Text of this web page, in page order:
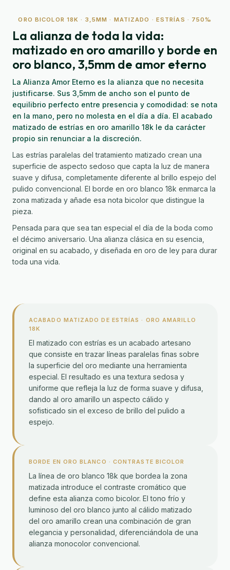
ORO BICOLOR 18K · 3,5MM · MATIZADO · ESTRÍAS · 750‰
La alianza de toda la vida:
matizado en oro amarillo y borde en
oro blanco, 3,5mm de amor eterno
La Alianza Amor Eterno es la alianza que no necesita
justificarse. Sus 3,5mm de ancho son el punto de
equilibrio perfecto entre presencia y comodidad: se nota
en la mano, pero no molesta en el día a día. El acabado
matizado de estrías en oro amarillo 18k le da carácter
propio sin renunciar a la discreción.
Las estrías paralelas del tratamiento matizado crean una
superficie de aspecto sedoso que capta la luz de manera
suave y difusa, completamente diferente al brillo espejo del
pulido convencional. El borde en oro blanco 18k enmarca la
zona matizada y añade esa nota bicolor que distingue la
pieza.
Pensada para que sea tan especial el día de la boda como
el décimo aniversario. Una alianza clásica en su esencia,
original en su acabado, y diseñada en oro de ley para durar
toda una vida.
ACABADO MATIZADO DE ESTRÍAS · ORO AMARILLO
18K
El matizado con estrías es un acabado artesano
que consiste en trazar líneas paralelas finas sobre
la superficie del oro mediante una herramienta
especial. El resultado es una textura sedosa y
uniforme que refleja la luz de forma suave y difusa,
dando al oro amarillo un aspecto cálido y
sofisticado sin el exceso de brillo del pulido a
espejo.
BORDE EN ORO BLANCO · CONTRASTE BICOLOR
La línea de oro blanco 18k que bordea la zona
matizada introduce el contraste cromático que
define esta alianza como bicolor. El tono frío y
luminoso del oro blanco junto al cálido matizado
del oro amarillo crean una combinación de gran
elegancia y personalidad, diferenciándola de una
alianza monocolor convencional.